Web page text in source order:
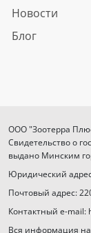
Новости
Блог
ООО "Зоотерра
Свидетельство о
выдано Минским
Юридический
Почтовый адрес:
Контактный e-mail:
Вся информация на